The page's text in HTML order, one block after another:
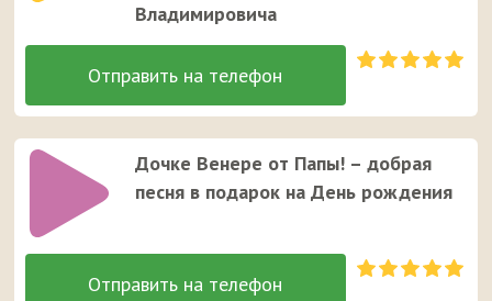
Владимировича
Дочке Венере от Папы! – добрая
песня в подарок на День рождения